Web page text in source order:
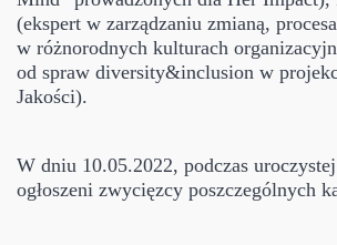
(ekspert w zarządzaniu zmianą,
w różnorodnych kulturach
od spraw diversity&inclusion w
Jakości).
W dniu 10.05.2022, podczas
ogłoszeni zwycięzcy poszczególnych